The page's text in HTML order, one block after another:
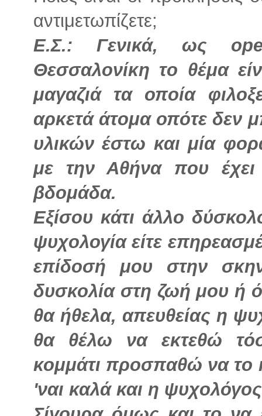
αντιμετωπίζετε;
Ε.Σ.: Γενικά, ως
Θεσσαλονίκη το θέμα
μαγαζιά τα οποία
αρκετά άτομα οπότε δεν
υλικών έστω και μία
με την Αθήνα που
βδομάδα.
Εξίσου κάτι άλλο
ψυχολογία είτε
επίδοσή μου στην
δυσκολία στη ζωή μου ή
θα ήθελα, απευθείας η
θα θέλω να εκτεθώ
κομμάτι προσπαθώ να το
'ναι καλά και η